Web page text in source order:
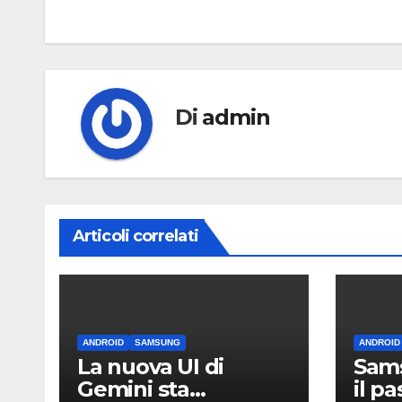
Di admin
Articoli correlati
ANDROID SAMSUNG
La nuova UI di
Gemini sta
ANDROID
il